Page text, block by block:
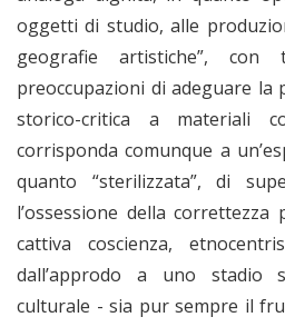
oggetti di studio, alle
geografie artistiche”, con
preoccupazioni di adeguare
storico-critica a materiali
corrisponda comunque a
quanto “sterilizzata”, di
l’ossessione della
cattiva coscienza,
dall’approdo a uno stadio
culturale - sia pur sempre il